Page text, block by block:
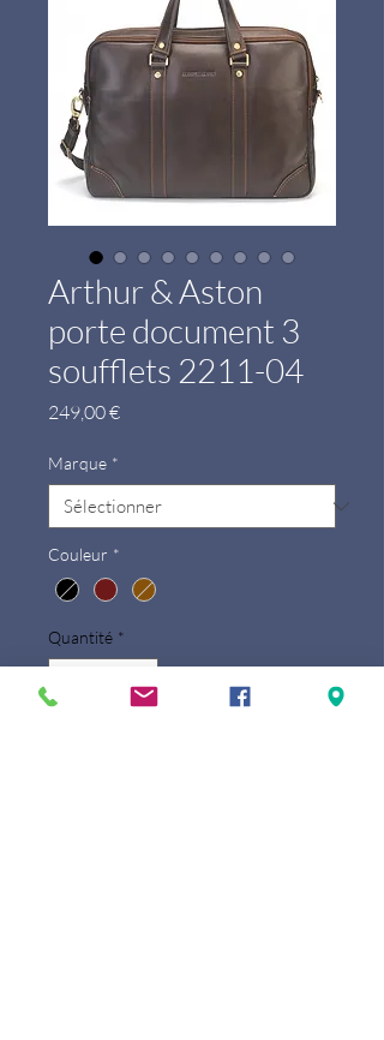
Arthur & Aston
porte document 3
soufflets 2211-04
249,00 €Prix
Marque *
Couleur *
Quantité *